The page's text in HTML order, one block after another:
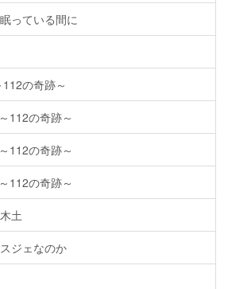
っている間に
の奇跡～
112の奇跡～
112の奇跡～
112の奇跡～
土
ジェなのか